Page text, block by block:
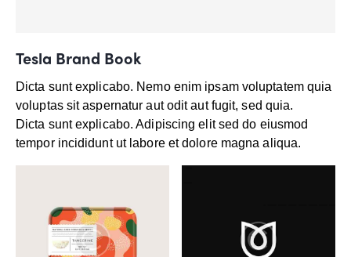
Tesla Brand Book
Dicta sunt explicabo. Nemo enim ipsam voluptatem quia
voluptas sit aspernatur aut odit aut fugit, sed quia.
Dicta sunt explicabo. Adipiscing elit sed do eiusmod
tempor incididunt ut labore et dolore magna aliqua.